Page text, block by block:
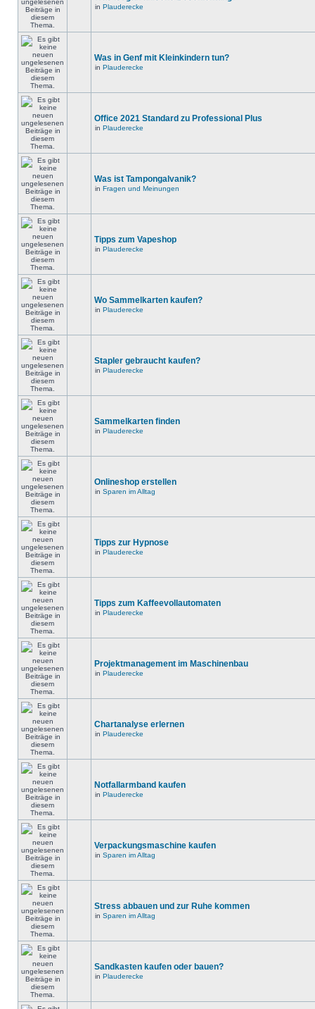
in Plauderecke
Was in Genf mit Kleinkindern tun?
in Plauderecke
Office 2021 Standard zu Professional Plus
in Plauderecke
Was ist Tampongalvanik?
in Fragen und Meinungen
Tipps zum Vapeshop
in Plauderecke
Wo Sammelkarten kaufen?
in Plauderecke
Stapler gebraucht kaufen?
in Plauderecke
Sammelkarten finden
in Plauderecke
Onlineshop erstellen
in Sparen im Alltag
Tipps zur Hypnose
in Plauderecke
Tipps zum Kaffeevollautomaten
in Plauderecke
Projektmanagement im Maschinenbau
in Plauderecke
Chartanalyse erlernen
in Plauderecke
Notfallarmband kaufen
in Plauderecke
Verpackungsmaschine kaufen
in Sparen im Alltag
Stress abbauen und zur Ruhe kommen
in Sparen im Alltag
Sandkasten kaufen oder bauen?
in Plauderecke